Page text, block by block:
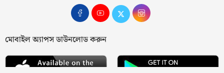
মোবাইল অ্যাপস ডাউনলোড করুন